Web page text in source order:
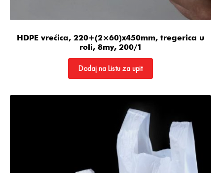
HDPE vrećica, 220+(2×60)x450mm, tregerica u
roli, 8my, 200/1
Dodaj na Listu za upit